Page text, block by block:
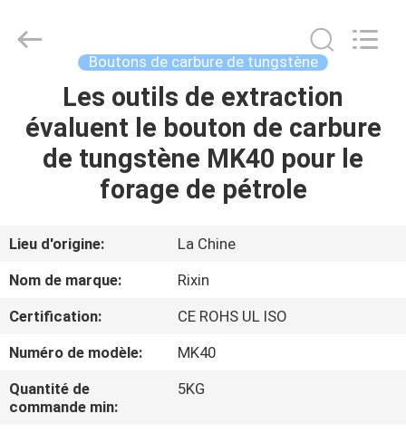
MAISON
PRODUITS
SUJET
DE
NOUS
VISITE
D'USINE
Cemented
Carbide
Boutons de carbure de tungstène
Les outils de extraction
évaluent le bouton de carbure
de tungstène MK40 pour le
forage de pétrole
Lieu d'origine:
La Chine
Nom de marque:
Rixin
Certification:
CE ROHS UL ISO
Numéro de modèle:
MK40
Quantité de
commande min:
5KG